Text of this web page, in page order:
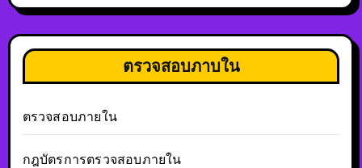
ตรวจสอบภาบใน
ตรวจสอบภายใน
กฎบัตรการตรวจสอบภายใน